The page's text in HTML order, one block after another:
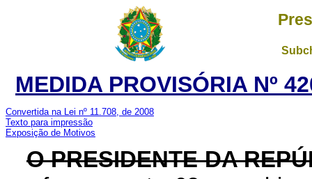
MEDIDA PROVISÓRIA Nº
Convertida na Lei nº 11.708, de 2008
Texto para impressão
Exposição de Motivos
O PRESIDENTE DA